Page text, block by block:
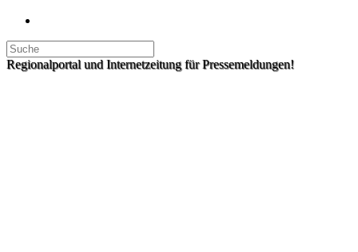
Regionalportal und Internetzeitung für Pressemeldungen!